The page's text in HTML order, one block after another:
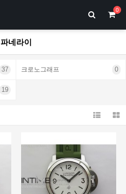
0
파네라이
37 크로노그래프 0
19